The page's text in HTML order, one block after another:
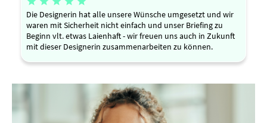
Die Designerin hat alle unsere Wünsche umgesetzt und wir
waren mit Sicherheit nicht einfach und unser Briefing zu
Beginn vlt. etwas Laienhaft - wir freuen uns auch in Zukunft
mit dieser Designerin zusammenarbeiten zu können.